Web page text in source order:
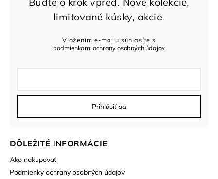
DÔLEŽITÉ INFORMÁCIE
Ako nakupovať
Podmienky ochrany osobných údajov
Vložením e-mailu súhlasíte s
podmienkami ochrany osobných údajov
Prihlásiť sa